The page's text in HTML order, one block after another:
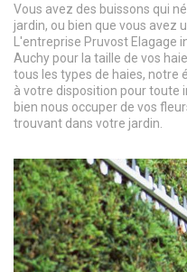
Vous avez des buissons qui
jardin, ou bien que vous avez
L'entreprise Pruvost Elagage
Auchy pour la taille de vos
tous les types de haies, notre
à votre disposition pour toute
bien nous occuper de vos
trouvant dans votre jardin.